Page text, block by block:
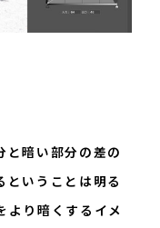
と暗い部分の差の
ということは明る
より暗くするイメ